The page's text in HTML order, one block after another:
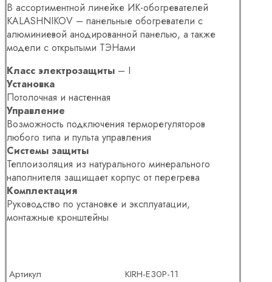
В ассортиментной линейке ИК-обогревателей
KALASHNIKOV – панельные обогреватели с
алюминиевой анодированной панелью, а также
модели с открытыми ТЭНами
Класс электрозащиты – I
Установка
Потолочная и настенная
Управление
Возможность подключения терморегуляторов
любого типа и пульта управления
Системы защиты
Теплоизоляция из натурального минерального
наполнителя защищает корпус от перегрева
Комплектация
Руководство по установке и эксплуатации,
монтажные кронштейны
Артикул
KIRH-E30P-11